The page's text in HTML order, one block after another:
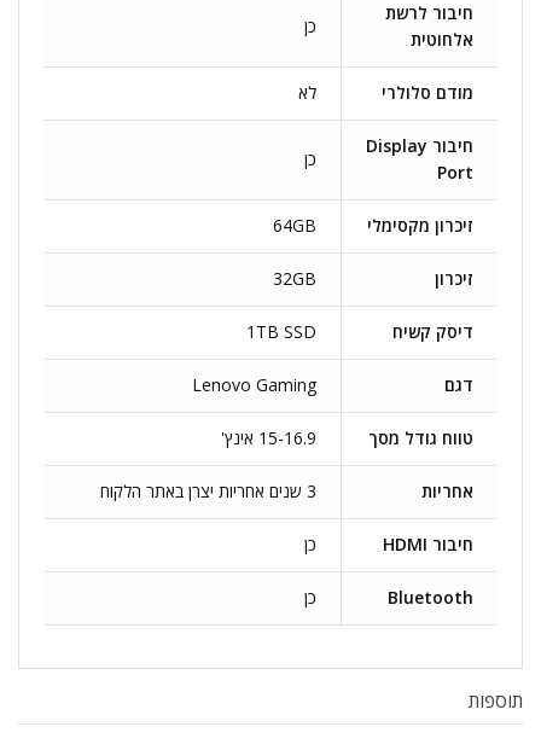
חיבור לרשת
אלחוטית
כן
מודם סלולרי לא
חיבור Display
Port
כן
זיכרון מקסימלי 64GB
זיכרון 32GB
דיסק קשיח 1TB SSD
דגם Lenovo Gaming
טווח גודל מסך 15-16.9 אינץ'
אחריות 3 שנים אחריות יצרן באתר הלקוח
חיבור HDMI כן
Bluetooth כן
תוספות